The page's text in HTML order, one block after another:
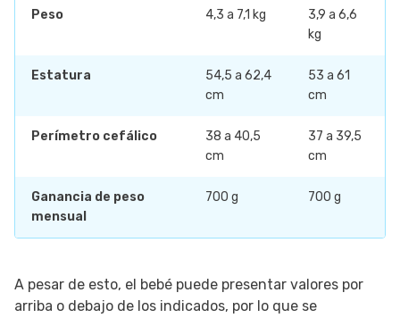
Peso 4,3 a 7,1 kg
3,9 a 6,6
kg
Estatura
54,5 a 62,4
cm
53 a 61
cm
Perímetro cefálico
38 a 40,5
cm
37 a 39,5
cm
Ganancia de peso
mensual
700 g 700 g
A pesar de esto, el bebé puede presentar valores por
arriba o debajo de los indicados, por lo que se